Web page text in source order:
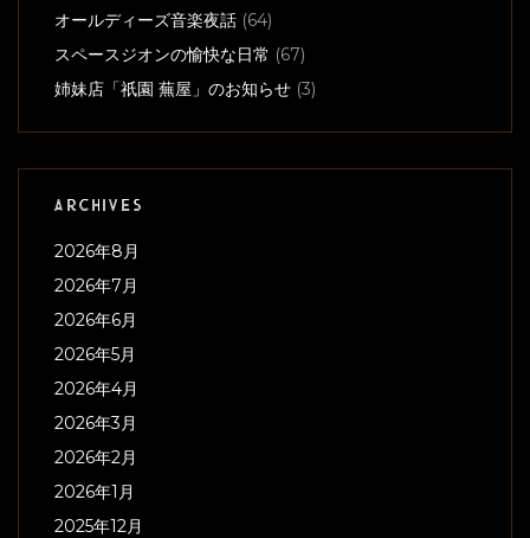
オールディーズ音楽夜話 (64)
スペースジオンの愉快な日常 (67)
姉妹店「祇園 蕪屋」のお知らせ (3)
ARCHIVES
2026年8月
2026年7月
2026年6月
2026年5月
2026年4月
2026年3月
2026年2月
2026年1月
2025年12月